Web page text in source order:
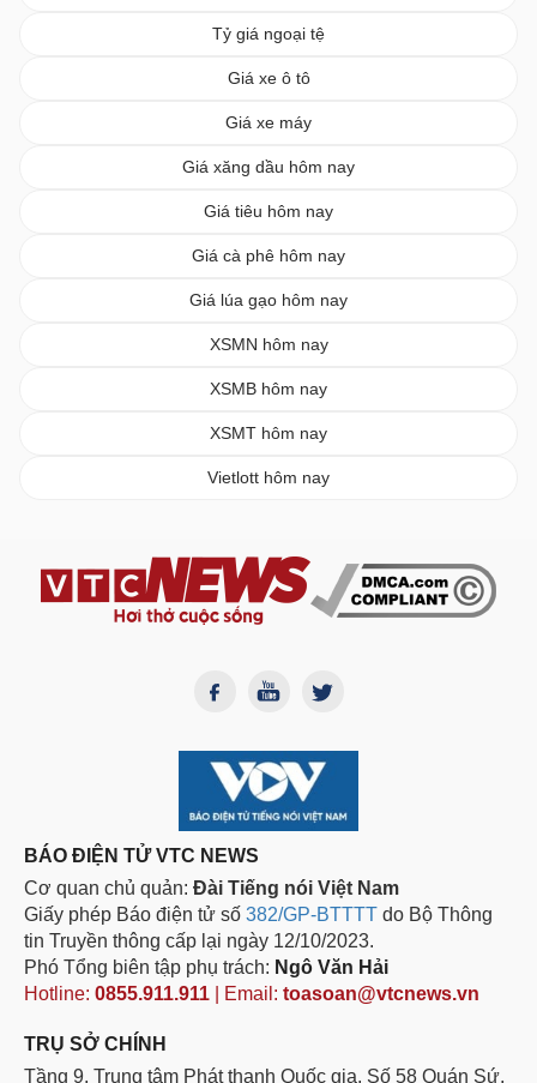
Tỷ giá ngoại tệ
Giá xe ô tô
Giá xe máy
Giá xăng dầu hôm nay
Giá tiêu hôm nay
Giá cà phê hôm nay
Giá lúa gạo hôm nay
XSMN hôm nay
XSMB hôm nay
XSMT hôm nay
Vietlott hôm nay
BÁO ĐIỆN TỬ VTC NEWS
Cơ quan chủ quản: Đài Tiếng nói Việt Nam
Giấy phép Báo điện tử số 382/GP-BTTTT do Bộ Thông
tin Truyền thông cấp lại ngày 12/10/2023.
Phó Tổng biên tập phụ trách: Ngô Văn Hải
Hotline: 0855.911.911 | Email: toasoan@vtcnews.vn
TRỤ SỞ CHÍNH
Tầng 9, Trung tâm Phát thanh Quốc gia, Số 58 Quán Sứ,